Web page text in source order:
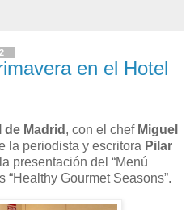
en el Hotel
Madrid , con el chef Miguel
la periodista y escritora Pilar
presentación del “Menú
“Healthy Gourmet Seasons”.